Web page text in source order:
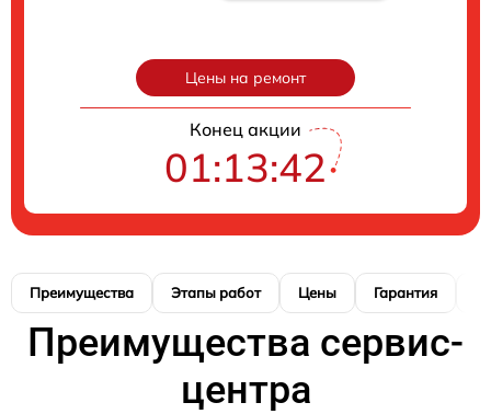
Цены на ремонт
Конец акции
01:13:41
Преимущества Этапы работ Цены Гарантия
Преимущества сервис-
центра